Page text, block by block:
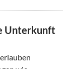
Unterkunft